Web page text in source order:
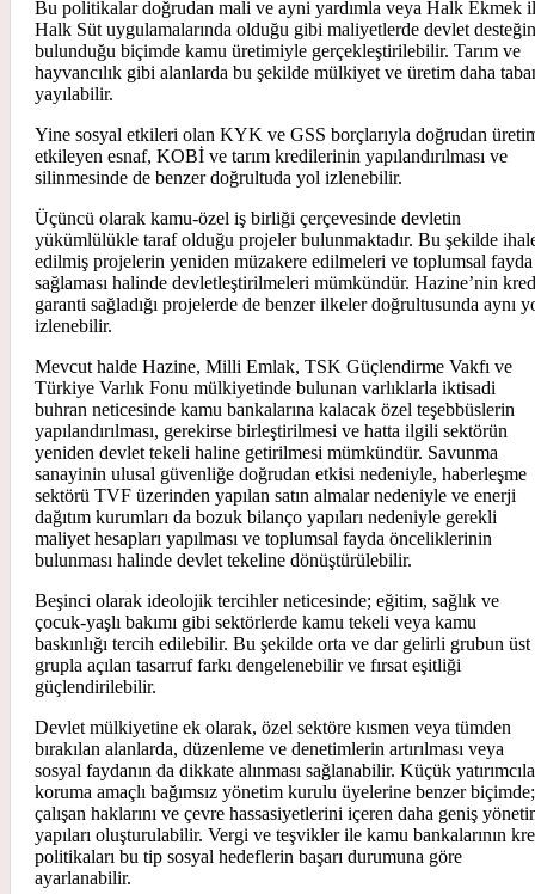
Bu politikalar doğrudan mali ve ayni yardımla veya Halk Ekmek
Halk Süt uygulamalarında olduğu gibi maliyetlerde devlet
bulunduğu biçimde kamu üretimiyle gerçekleştirilebilir. Tarım ve
hayvancılık gibi alanlarda bu şekilde mülkiyet ve üretim daha
yayılabilir.
Yine sosyal etkileri olan KYK ve GSS borçlarıyla doğrudan
etkileyen esnaf, KOBİ ve tarım kredilerinin yapılandırılması ve
silinmesinde de benzer doğrultuda yol izlenebilir.
Üçüncü olarak kamu-özel iş birliği çerçevesinde devletin
yükümlülükle taraf olduğu projeler bulunmaktadır. Bu şekilde
edilmiş projelerin yeniden müzakere edilmeleri ve toplumsal fayda
sağlaması halinde devletleştirilmeleri mümkündür. Hazine’nin
garanti sağladığı projelerde de benzer ilkeler doğrultusunda aynı
izlenebilir.
Mevcut halde Hazine, Milli Emlak, TSK Güçlendirme Vakfı ve
Türkiye Varlık Fonu mülkiyetinde bulunan varlıklarla iktisadi
buhran neticesinde kamu bankalarına kalacak özel teşebbüslerin
yapılandırılması, gerekirse birleştirilmesi ve hatta ilgili sektörün
yeniden devlet tekeli haline getirilmesi mümkündür. Savunma
sanayinin ulusal güvenliğe doğrudan etkisi nedeniyle, haberleşme
sektörü TVF üzerinden yapılan satın almalar nedeniyle ve enerji
dağıtım kurumları da bozuk bilanço yapıları nedeniyle gerekli
maliyet hesapları yapılması ve toplumsal fayda önceliklerinin
bulunması halinde devlet tekeline dönüştürülebilir.
Beşinci olarak ideolojik tercihler neticesinde; eğitim, sağlık ve
çocuk-yaşlı bakımı gibi sektörlerde kamu tekeli veya kamu
baskınlığı tercih edilebilir. Bu şekilde orta ve dar gelirli grubun üst
grupla açılan tasarruf farkı dengelenebilir ve fırsat eşitliği
güçlendirilebilir.
Devlet mülkiyetine ek olarak, özel sektöre kısmen veya tümden
bırakılan alanlarda, düzenleme ve denetimlerin artırılması veya
sosyal faydanın da dikkate alınması sağlanabilir. Küçük
koruma amaçlı bağımsız yönetim kurulu üyelerine benzer biçimde;
çalışan haklarını ve çevre hassasiyetlerini içeren daha geniş
yapıları oluşturulabilir. Vergi ve teşvikler ile kamu bankalarının
politikaları bu tip sosyal hedeflerin başarı durumuna göre
ayarlanabilir.